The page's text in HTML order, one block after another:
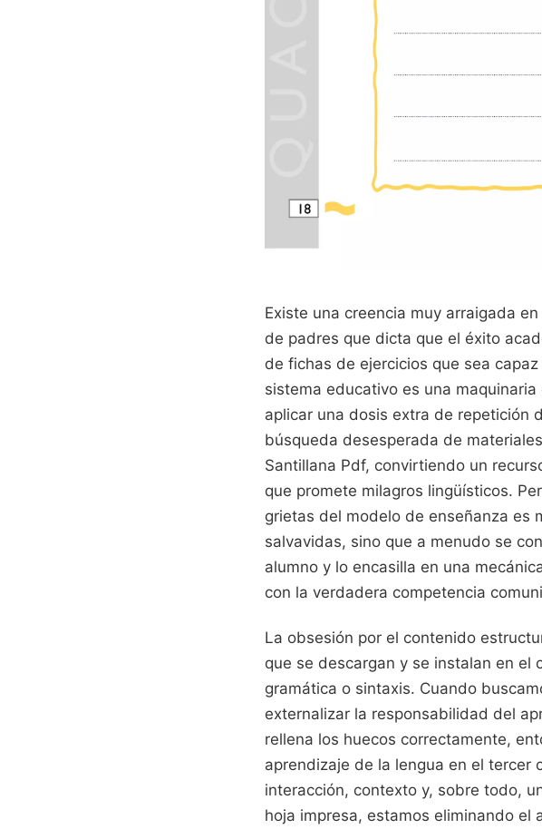
Existe una creencia muy arraigada
de padres que dicta que el éxito
de fichas de ejercicios que sea
sistema educativo es una
aplicar una dosis extra de repetición
búsqueda desesperada de
Santillana Pdf, convirtiendo un
que promete milagros lingüísticos.
grietas del modelo de enseñanza es
salvavidas, sino que a menudo se
alumno y lo encasilla en una
con la verdadera competencia
La obsesión por el contenido
que se descargan y se instalan en
gramática o sintaxis. Cuando
externalizar la responsabilidad del
rellena los huecos correctamente,
aprendizaje de la lengua en el tercer
interacción, contexto y, sobre todo,
hoja impresa, estamos eliminando el